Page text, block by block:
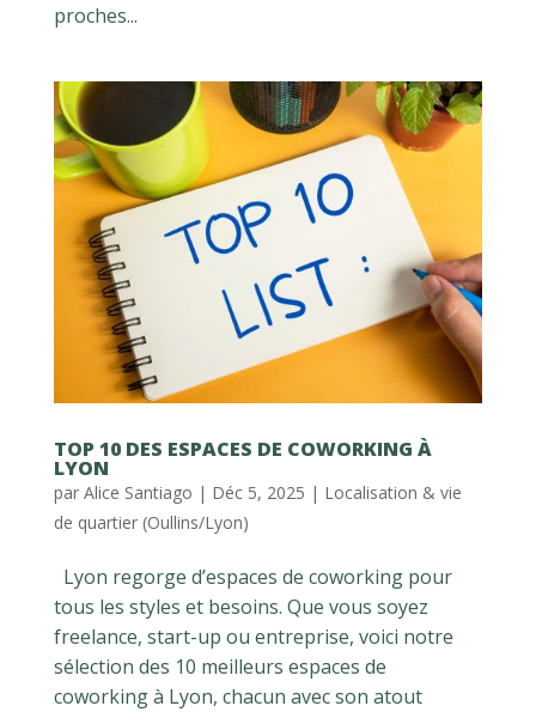
proches...
TOP 10 DES ESPACES DE COWORKING À
LYON
par Alice Santiago | Déc 5, 2025 | Localisation & vie
de quartier (Oullins/Lyon)
Lyon regorge d’espaces de coworking pour
tous les styles et besoins. Que vous soyez
freelance, start-up ou entreprise, voici notre
sélection des 10 meilleurs espaces de
coworking à Lyon, chacun avec son atout